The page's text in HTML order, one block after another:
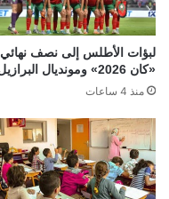
لبؤات الأطلس إلى نصف نهائي
«كان 2026» ومونديال البرازيل
منذ 4 ساعات